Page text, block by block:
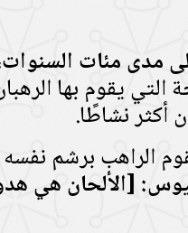
مدى مئات
التي يقوم بها
أكثر نشاطًا.
الراهب برشم
[الألحان هي